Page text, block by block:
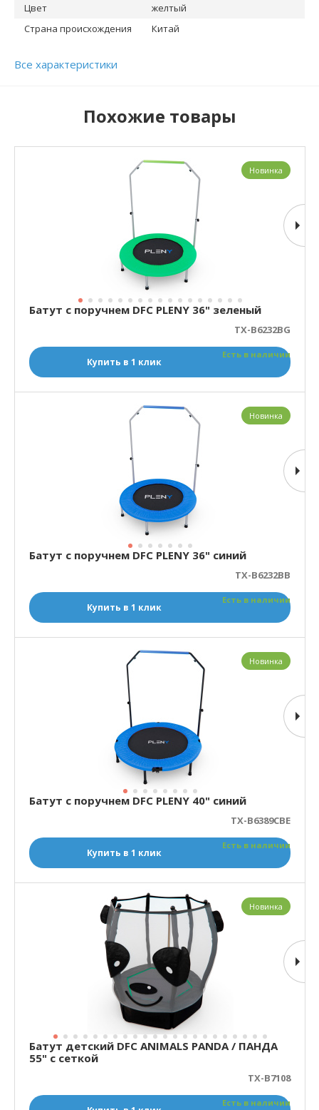
Цвет
желтый
Страна происхождения
Китай
Все характеристики
Похожие товары
Батут с поручнем DFC PLENY 36" зеленый
TX-B6232BG
Есть в наличии
Купить в 1 клик
Новинка
Батут с поручнем DFC PLENY 36" синий
TX-B6232BB
Есть в наличии
Купить в 1 клик
Новинка
Батут с поручнем DFC PLENY 40" синий
TX-B6389CBE
Есть в наличии
Купить в 1 клик
Новинка
Батут детский DFC ANIMALS PANDA / ПАНДА
55" с сеткой
TX-B7108
Есть в наличии
Новинка